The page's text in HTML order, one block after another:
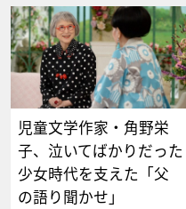
児童文学作家・角野栄
子、泣いてばかりだった
少女時代を支えた「父
の語り聞かせ」